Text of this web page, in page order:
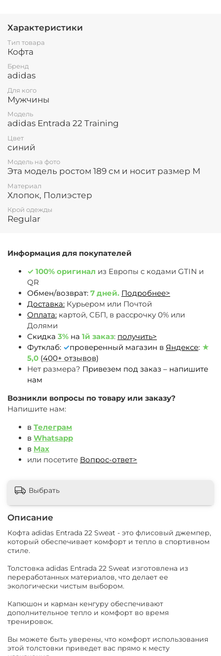
Информация для покупателей
✓ 100% оригинал из Европы c кодами GTIN и
QR
Обмен/возврат: 7 дней. Подробнее>
Доставка: Курьером или Почтой
Оплата: картой, СБП, в рассрочку 0% или
Долями
Скидка 3% на 1й заказ: получить>
Футклаб: ✓проверенный магазин в Яндексе: ★
5,0 (400+ отзывов)
Нет размера? Привезем под заказ – напишите
нам
Возникли вопросы по товару или заказу?
Напишите нам:
в Телеграм
в Whatsapp
в Max
или посетите Вопрос-ответ>
Описание
Кофта adidas Entrada 22 Sweat - это флисовый джемпер,
который обеспечивает комфорт и тепло в спортивном
стиле.
Толстовка adidas Entrada 22 Sweat изготовлена из
переработанных материалов, что делает ее
экологически чистым выбором.
Капюшон и карман кенгуру обеспечивают
дополнительное тепло и комфорт во время
тренировок.
Вы можете быть уверены, что комфорт использования
этой толстовки приведет вас прямо к месту
Характеристики
Тип товара
Кофта
Бренд
adidas
Для кого
Мужчины
Модель
adidas Entrada 22 Training
Цвет
синий
Модель на фото
Эта модель ростом 189 см и носит размер М
Материал
Хлопок, Полиэстер
Крой одежды
Regular
Выбрать